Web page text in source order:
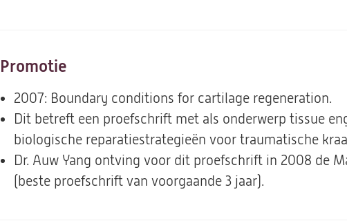
Promotie
2007: Boundary conditions for cartilage regeneration.
Dit betreft een proefschrift met als onderwerp tissue
biologische reparatiestrategieën voor traumatische
Dr. Auw Yang ontving voor dit proefschrift in 2008 de
(beste proefschrift van voorgaande 3 jaar).